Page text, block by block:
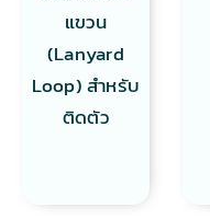
แขวน
(Lanyard
Loop) สำหรับ
ติดตัว